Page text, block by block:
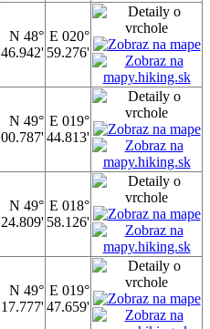
N 48°
46.942'
E 020°
59.276'
N 49°
00.787'
E 019°
44.813'
N 49°
24.809'
E 018°
58.126'
N 49°
17.777'
E 019°
47.659'